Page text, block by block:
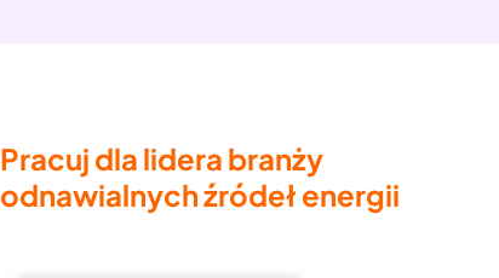
Pracuj dla lidera branży
odnawialnych źródeł energii